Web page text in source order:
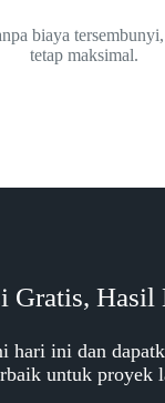
biaya
tetap maksimal.
Gratis, Hasil
hari ini dan
untuk proyek